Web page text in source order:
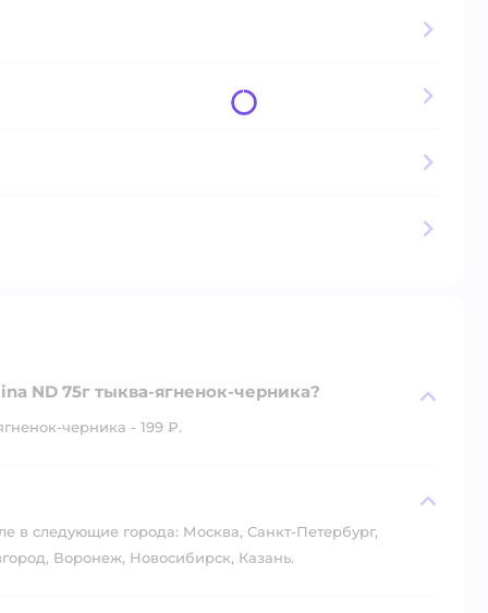
ND 75г тыква-ягненок-черника?
черника - 199 ₽.
в следующие города: Москва, Санкт-Петербург,
Воронеж, Новосибирск, Казань.